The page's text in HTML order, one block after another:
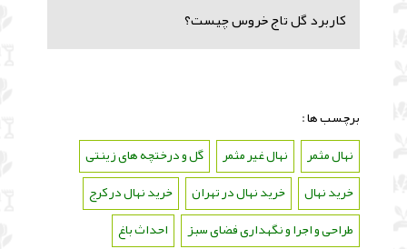
کاربرد گل تاج خروس چیست؟
برچسب ها :
نهال مثمر
نهال غیر مثمر گل و درختچه های زینتی
خرید نهال
خرید نهال در تهران خرید نهال در کرج
طراحی و اجرا و نگهداری فضای سبز
احداث باغ